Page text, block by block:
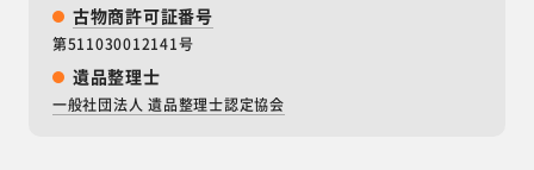
古物商許可証番号
第511030012141号
遺品整理士
一般社団法人 遺品整理士認定協会